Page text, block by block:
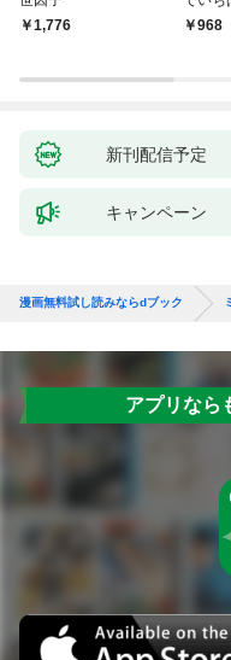
￥1,776
￥968
新刊配信予定
キャンペーン
漫画無料試し読みならdブック
アプリなら